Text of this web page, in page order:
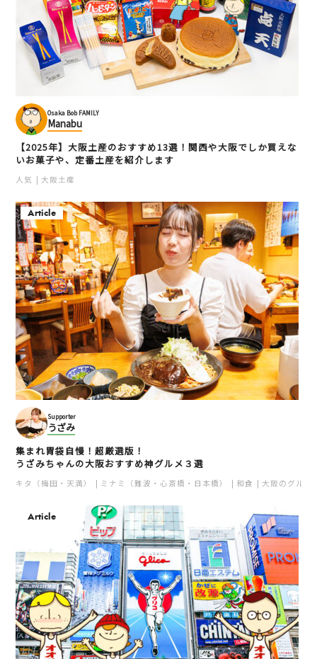
Osaka Bob FAMILY
Manabu
【2025年】大阪土産のおすすめ13選！関西や大阪でしか買えな
いお菓子や、定番土産を紹介します
人気 大阪土産
Article
Supporter
うざみ
集まれ胃袋自慢！超厳選版！
うざみちゃんの大阪おすすめ神グルメ３選
キタ（梅田・天満） ミナミ（難波・心斎橋・日本橋） 和食 大阪のグルメ
Article